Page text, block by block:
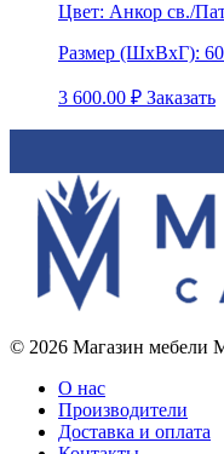
Цвет: Анкор св./
Размер (ШхВхГ):
3 600.00 ₽ Заказать
© 2026 Магазин мебели
О нас
Производители
Доставка и оплата